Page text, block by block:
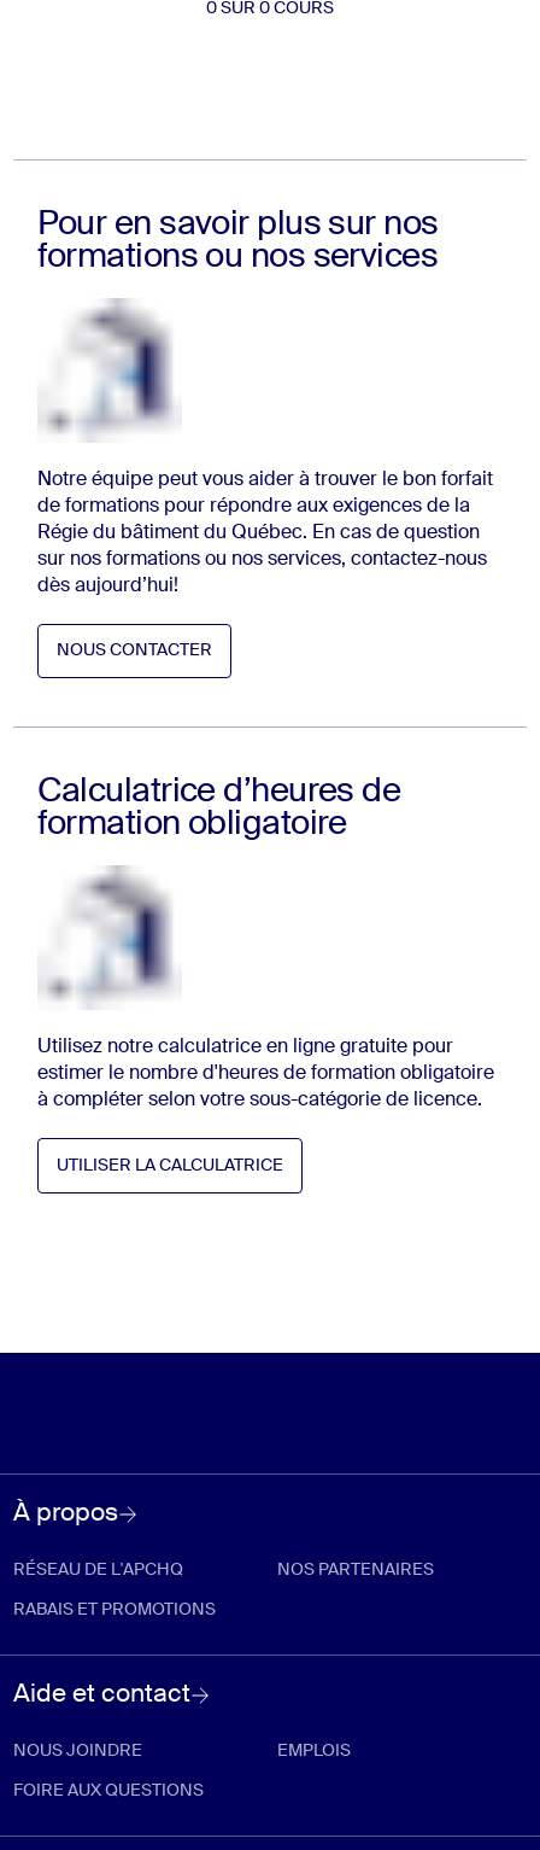
0 SUR 0 COURS
Pour en savoir plus sur nos
formations ou nos services
Notre équipe peut vous aider à trouver le bon forfait
de formations pour répondre aux exigences de la
Régie du bâtiment du Québec. En cas de question
sur nos formations ou nos services, contactez-nous
dès aujourd’hui!
NOUS CONTACTER
Calculatrice d’heures de
formation obligatoire
Utilisez notre calculatrice en ligne gratuite pour
estimer le nombre d'heures de formation obligatoire
à compléter selon votre sous-catégorie de licence.
UTILISER LA CALCULATRICE
À propos
RÉSEAU DE L'APCHQ NOS PARTENAIRES
RABAIS ET PROMOTIONS
Aide et contact
NOUS JOINDRE EMPLOIS
FOIRE AUX QUESTIONS